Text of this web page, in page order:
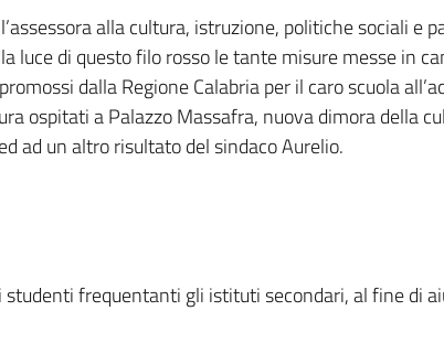
alla cultura, istruzione, politiche sociali e
luce di questo filo rosso le tante misure messe in
dalla Regione Calabria per il caro scuola
ospitati a Palazzo Massafra, nuova dimora della
ad un altro risultato del sindaco Aurelio.
frequentanti gli istituti secondari, al fine di